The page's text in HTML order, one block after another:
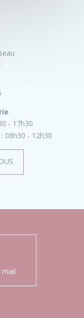
- 17h30
08h30 - 12h30
mail